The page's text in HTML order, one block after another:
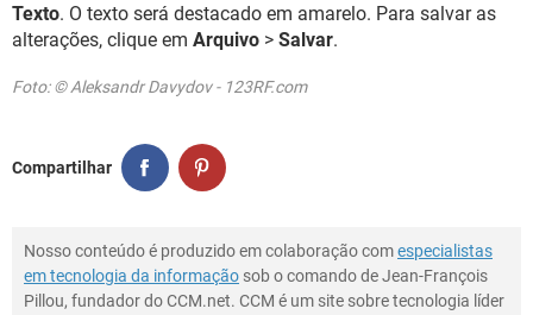
Texto. O texto será destacado em amarelo. Para salvar as
alterações, clique em Arquivo > Salvar.
Foto: © Aleksandr Davydov - 123RF.com
Compartilhar
Nosso conteúdo é produzido em colaboração comespecialistas
em tecnologia da informação sob o comando de Jean-François
Pillou, fundador do CCM.net. CCM é um site sobre tecnologia líder